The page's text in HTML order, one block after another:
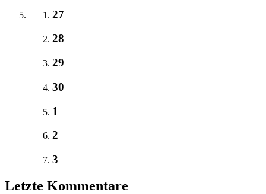
27
28
29
30
1
2
3
Letzte Kommentare